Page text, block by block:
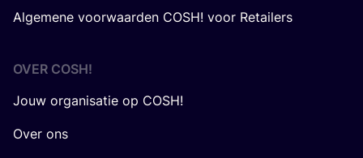
Algemene voorwaarden COSH! voor Retailers
OVER COSH!
Jouw organisatie op COSH!
Over ons